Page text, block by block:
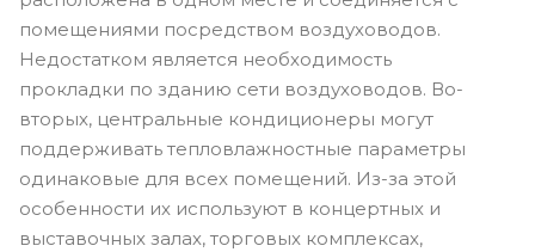
помещениями посредством воздуховодов.
Недостатком является необходимость
прокладки по зданию сети воздуховодов. Во-
вторых, центральные кондиционеры могут
поддерживать тепловлажностные параметры
одинаковые для всех помещений. Из-за этой
особенности их используют в концертных и
выставочных залах, торговых комплексах,